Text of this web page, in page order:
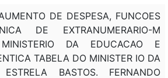
DE DESPESA, FUNCOES
DE EXTRANUMERARIO-M
DA EDUCACAO E
TABELA DO MINISTER IO DA
BASTOS. FERNANDO